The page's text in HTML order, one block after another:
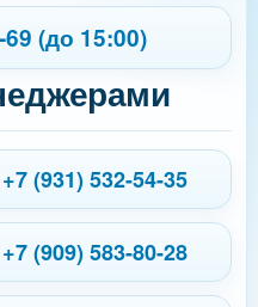
69 (до 15:00)
+7 (931) 532-54-35
+7 (909) 583-80-28